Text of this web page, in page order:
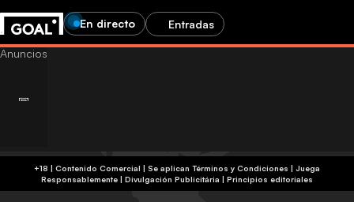
En directo Entradas
+18 | Contenido Comercial | Se aplican Términos y Condiciones | Juega
Responsablemente | Divulgación Publicitária | Principios editoriales